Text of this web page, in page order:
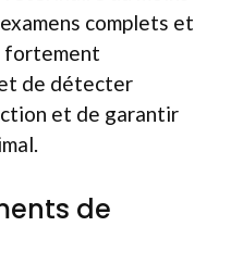
complets et
fortement
de détecter
et de garantir
de